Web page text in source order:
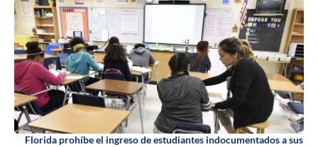
Florida prohíbe el ingreso de estudiantes indocumentados a sus